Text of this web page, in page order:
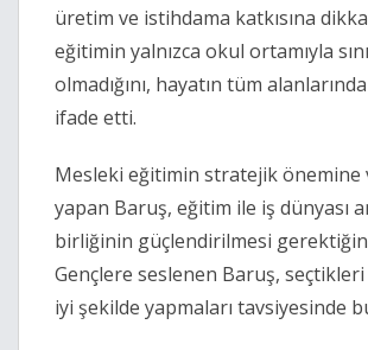
üretim ve istihdama katkısına
eğitimin yalnızca okul ortamıyla
olmadığını, hayatın tüm
ifade etti.
Mesleki eğitimin stratejik önemine
yapan Baruş, eğitim ile iş dünyası
birliğinin güçlendirilmesi
Gençlere seslenen Baruş,
iyi şekilde yapmaları tavsiyesinde